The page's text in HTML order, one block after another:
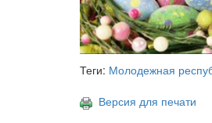
Теги: Молодежная
Версия для печати